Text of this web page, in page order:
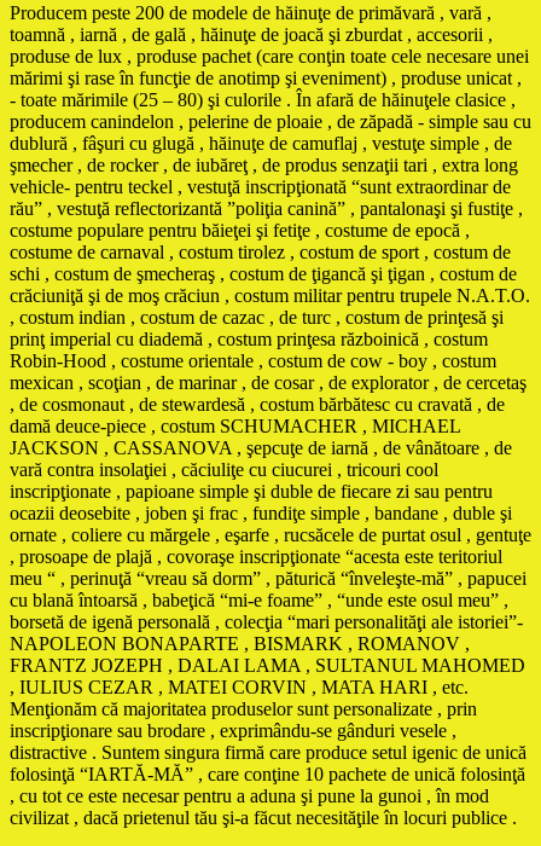
Producem peste 200 de modele de hăinuţe de primăvară , vară ,
toamnă , iarnă , de gală , hăinuţe de joacă şi zburdat , accesorii ,
produse de lux , produse pachet (care conţin toate cele necesare unei
mărimi şi rase în funcţie de anotimp şi eveniment) , produse unicat ,
- toate mărimile (25 – 80) şi culorile . În afară de hăinuţele clasice ,
producem canindelon , pelerine de ploaie , de zăpadă - simple sau cu
dublură , fâşuri cu glugă , hăinuţe de camuflaj , vestuţe simple , de
şmecher , de rocker , de iubăreţ , de produs senzaţii tari , extra long
vehicle- pentru teckel , vestuţă inscripţionată “sunt extraordinar de
rău” , vestuţă reflectorizantă ”poliţia canină” , pantalonaşi şi fustiţe ,
costume populare pentru băieţei şi fetiţe , costume de epocă ,
costume de carnaval , costum tirolez , costum de sport , costum de
schi , costum de şmecheraş , costum de ţigancă şi ţigan , costum de
crăciuniţă şi de moş crăciun , costum militar pentru trupele N.A.T.O.
, costum indian , costum de cazac , de turc , costum de prinţesă şi
prinţ imperial cu diademă , costum prinţesa războinică , costum
Robin-Hood , costume orientale , costum de cow - boy , costum
mexican , scoţian , de marinar , de cosar , de explorator , de cercetaş
, de cosmonaut , de stewardesă , costum bărbătesc cu cravată , de
damă deuce-piece , costum SCHUMACHER , MICHAEL
JACKSON , CASSANOVA , şepcuţe de iarnă , de vânătoare , de
vară contra insolaţiei , căciuliţe cu ciucurei , tricouri cool
inscripţionate , papioane simple şi duble de fiecare zi sau pentru
ocazii deosebite , joben şi frac , fundiţe simple , bandane , duble şi
ornate , coliere cu mărgele , eşarfe , rucsăcele de purtat osul , gentuţe
, prosoape de plajă , covoraşe inscripţionate “acesta este teritoriul
meu “ , perinuţă “vreau să dorm” , păturică “înveleşte-mă” , papucei
cu blană întoarsă , babeţică “mi-e foame” , “unde este osul meu” ,
borsetă de igenă personală , colecţia “mari personalităţi ale istoriei”-
NAPOLEON BONAPARTE , BISMARK , ROMANOV ,
FRANTZ JOZEPH , DALAI LAMA , SULTANUL MAHOMED
, IULIUS CEZAR , MATEI CORVIN , MATA HARI , etc.
Menţionăm că majoritatea produselor sunt personalizate , prin
inscripţionare sau brodare , exprimându-se gânduri vesele ,
distractive . Suntem singura firmă care produce setul igenic de unică
folosinţă “IARTĂ-MĂ” , care conţine 10 pachete de unică folosinţă
, cu tot ce este necesar pentru a aduna şi pune la gunoi , în mod
civilizat , dacă prietenul tău şi-a făcut necesităţile în locuri publice .